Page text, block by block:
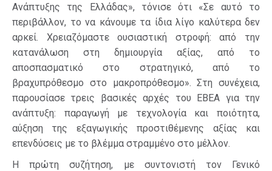
Ανάπτυξης της Ελλάδας», τόνισε ότι «Σε αυτό το
περιβάλλον, το να κάνουμε τα ίδια λίγο καλύτερα δεν
αρκεί. Χρειαζόμαστε ουσιαστική στροφή: από την
κατανάλωση στη δημιουργία αξίας, από το
αποσπασματικό στο στρατηγικό, από το
βραχυπρόθεσμο στο μακροπρόθεσμο». Στη συνέχεια,
παρουσίασε τρεις βασικές αρχές του ΕΒΕΑ για την
ανάπτυξη: παραγωγή με τεχνολογία και ποιότητα,
αύξηση της εξαγωγικής προστιθέμενης αξίας και
επενδύσεις με το βλέμμα στραμμένο στο μέλλον.
Η πρώτη συζήτηση, με συντονιστή τον Γενικό